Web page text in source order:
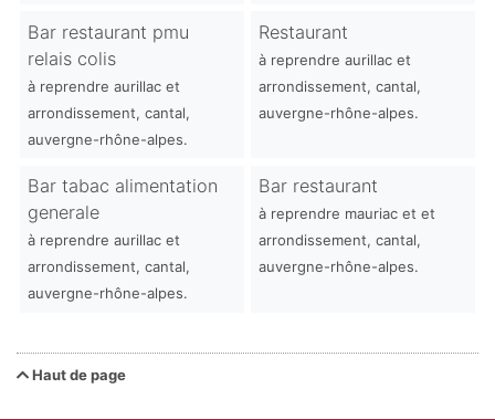
Bar restaurant pmu
relais colis
à reprendre aurillac et
arrondissement, cantal,
auvergne-rhône-alpes.
Restaurant
à reprendre aurillac et
arrondissement, cantal,
auvergne-rhône-alpes.
Bar tabac alimentation
generale
à reprendre aurillac et
arrondissement, cantal,
auvergne-rhône-alpes.
Bar restaurant
à reprendre mauriac et et
arrondissement, cantal,
auvergne-rhône-alpes.
Haut de page